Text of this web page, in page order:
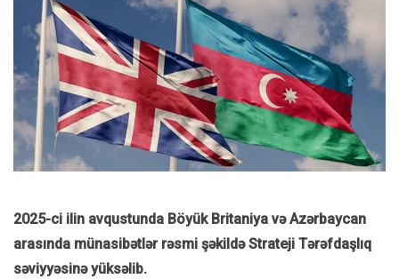
2025-ci ilin avqustunda Böyük Britaniya və Azərbaycan
arasında münasibətlər rəsmi şəkildə Strateji Tərəfdaşlıq
səviyyəsinə yüksəlib.